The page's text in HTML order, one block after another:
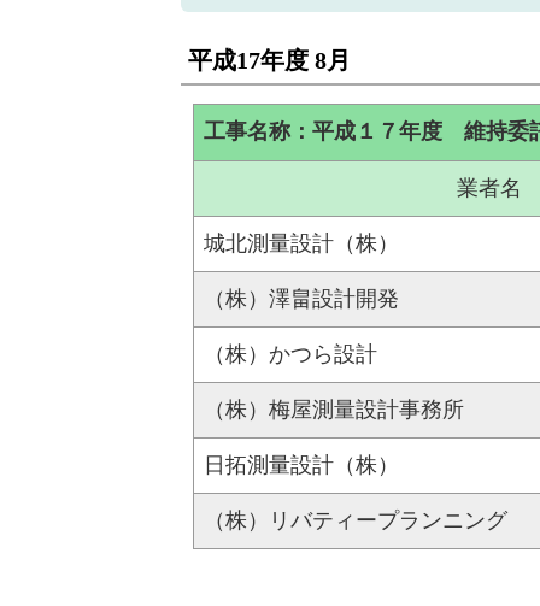
平成17年度 8月
工事名称：平成１７年度 維持委
業者名
城北測量設計（株）
（株）澤畠設計開発
（株）かつら設計
（株）梅屋測量設計事務所
日拓測量設計（株）
（株）リバティープランニング